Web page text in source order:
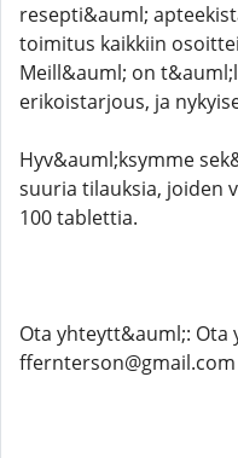
resepti&auml;
toimitus kaikkiin
Meill&auml; on
erikoistarjous, ja
Hyv&auml;ksymme
suuria tilauksia, joiden
100 tablettia.
Ota yhteytt&auml;:
ffernterson@gmail.com